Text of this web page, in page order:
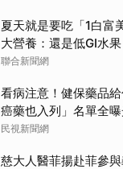
夏天就是要吃「1白富
大營養：還是低GI水果
聯合新聞網
看病注意！健保藥品
癌藥也入列」名單全
民視新聞網
慈大人醫菲揚赴菲參